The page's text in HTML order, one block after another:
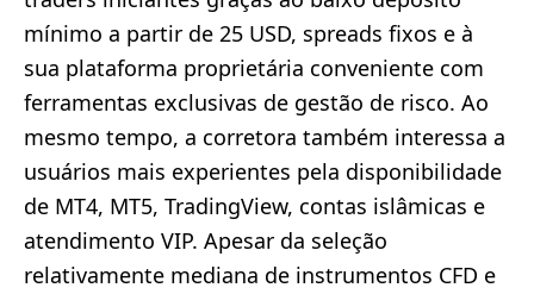
mínimo a partir de 25 USD, spreads fixos e à
sua plataforma proprietária conveniente com
ferramentas exclusivas de gestão de risco. Ao
mesmo tempo, a corretora também interessa a
usuários mais experientes pela disponibilidade
de MT4, MT5, TradingView, contas islâmicas e
atendimento VIP. Apesar da seleção
relativamente mediana de instrumentos CFD e